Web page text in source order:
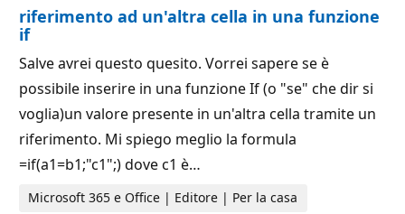
riferimento ad un'altra cella in una funzione
if
Salve avrei questo quesito. Vorrei sapere se è
possibile inserire in una funzione If (o "se" che dir si
voglia)un valore presente in un'altra cella tramite un
riferimento. Mi spiego meglio la formula
=if(a1=b1;"c1";) dove c1 è…
Microsoft 365 e Office | Editore | Per la casa